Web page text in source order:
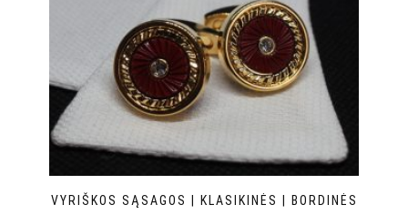
VYRIŠKOS SĄSAGOS | KLASIKINĖS | BORDINĖS